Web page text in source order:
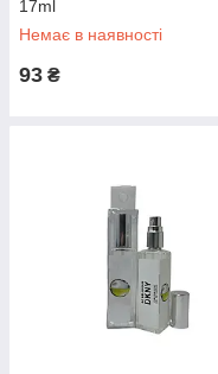
17ml
Немає в наявності
93 ₴